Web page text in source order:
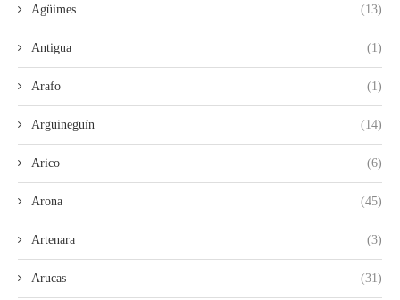
Agüimes (13)
Antigua (1)
Arafo (1)
Arguineguín (14)
Arico (6)
Arona (45)
Artenara (3)
Arucas (31)